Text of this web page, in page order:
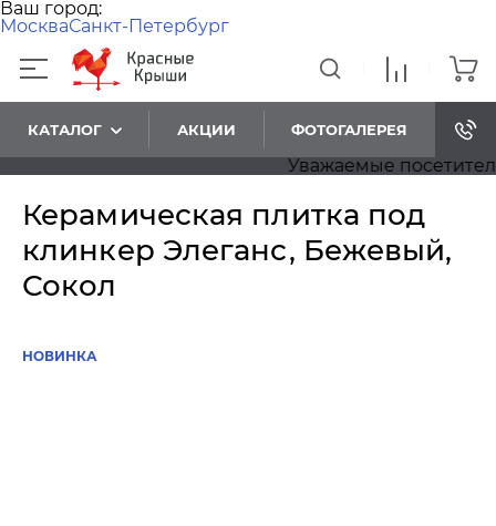
Ваш город:
МоскваСанкт-Петербург
КАТАЛОГ АКЦИИ ФОТОГАЛЕРЕЯ
Уважаемые
Керамическая плитка под
клинкер Элеганс, Бежевый,
Сокол
НОВИНКА